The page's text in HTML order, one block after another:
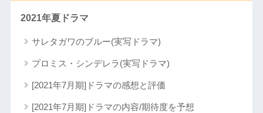
2021年夏ドラマ
サレタガワのブルー(実写ドラマ)
プロミス・シンデレラ(実写ドラマ)
[2021年7月期]ドラマの感想と評価
[2021年7月期]ドラマの内容/期待度を予想